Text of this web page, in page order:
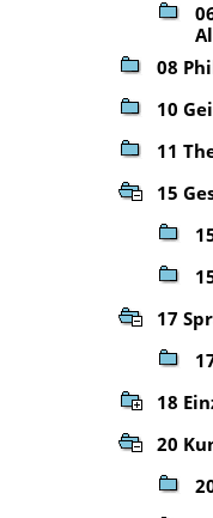
08
10
11
15
17
18
20